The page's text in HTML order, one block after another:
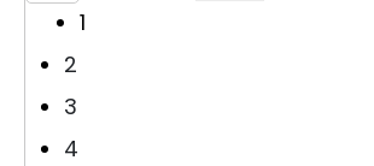
1
2
3
4